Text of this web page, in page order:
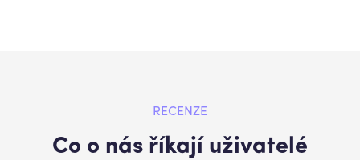
RECENZE
Co o nás říkají uživatelé